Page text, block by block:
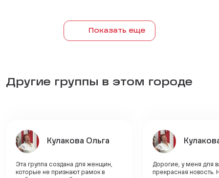
Показать еще
Другие группы в этом городе
Кулакова Ольга
Эта группа создана для женщин,
которые не признают рамок в
Дорогие, у меня для
прекрасная новость.